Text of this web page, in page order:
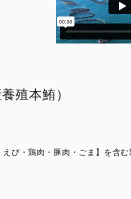
殖本鮪）
び・鶏肉・豚肉・ごま】を含む